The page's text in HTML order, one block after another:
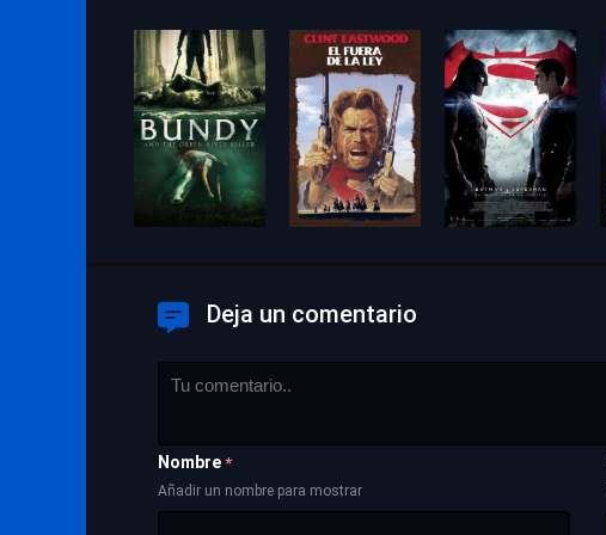
Deja un comentario
Nombre *
Añadir un nombre para mostrar